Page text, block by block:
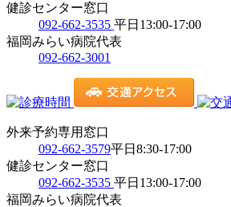
健診センター窓口
092-662-3535 平日13:00-17:00
福岡みらい病院代表
092-662-3001
外来予約専用窓口
092-662-3579平日8:30-17:00
健診センター窓口
092-662-3535 平日13:00-17:00
福岡みらい病院代表